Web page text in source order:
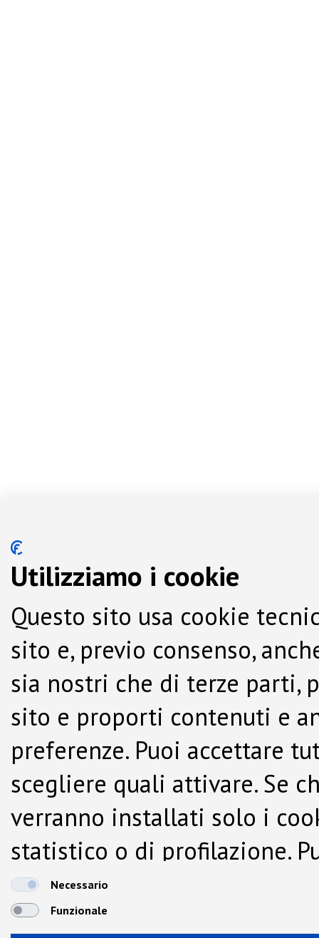
Utilizziamo i cookie
Questo sito usa cookie
sito e, previo consenso,
sia nostri che di terze parti,
sito e proporti contenuti e
preferenze. Puoi accettare
scegliere quali attivare. Se
verranno installati solo i
statistico o di profilazione.
dalla Cookie Policy.
Necessario
Funzionale